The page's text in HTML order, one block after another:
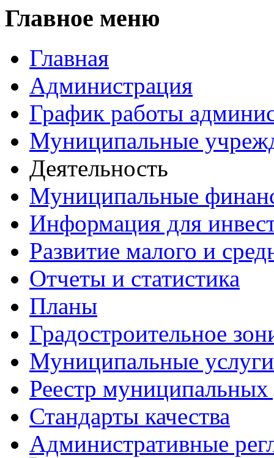
Главное меню
Главная
Администрация
График работы
Муниципальные
Деятельность
Муниципальные
Информация для
Развитие малого и
Отчеты и статистика
Планы
Градостроительное
Муниципальные услуги
Реестр муниципальных
Стандарты качества
Административные